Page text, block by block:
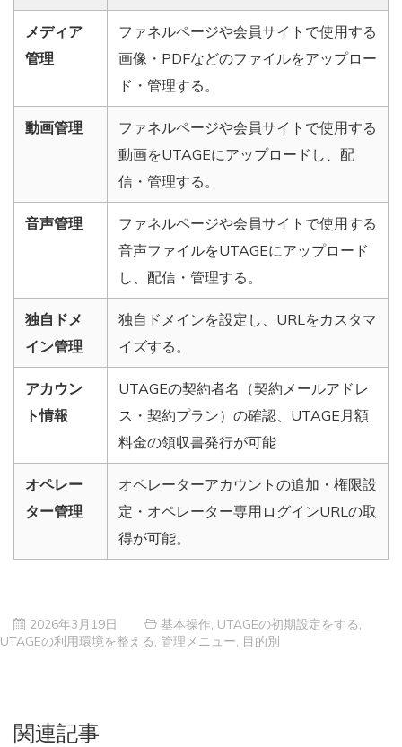
メディア
管理
ファネルページや会員サイトで使用する
画像・PDFなどのファイルをアップロー
ド・管理する。
動画管理
ファネルページや会員サイトで使用する
動画をUTAGEにアップロードし、配
信・管理する。
音声管理
ファネルページや会員サイトで使用する
音声ファイルをUTAGEにアップロード
し、配信・管理する。
独自ドメ
イン管理
独自ドメインを設定し、URLをカスタマ
イズする。
アカウン
ト情報
UTAGEの契約者名（契約メールアドレ
ス・契約プラン）の確認、UTAGE月額
料金の領収書発行が可能
オペレー
ター管理
オペレーターアカウントの追加・権限設
定・オペレーター専用ログインURLの取
得が可能。
2026年3月19日 基本操作 UTAGEの初期設定をする
UTAGEの利用環境を整える 管理メニュー 目的別
関連記事